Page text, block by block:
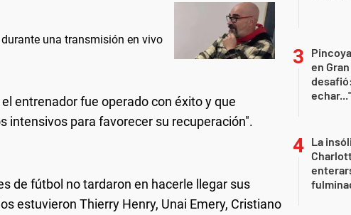
una transmisión en vivo
entrenador fue operado con éxito y que
intensivos para favorecer su recuperación".
de fútbol no tardaron en hacerle llegar sus
estuvieron Thierry Henry, Unai Emery, Cristiano
en
echar..."
La